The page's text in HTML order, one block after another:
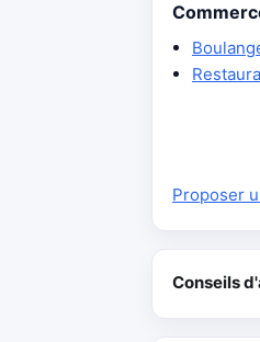
Proposer
Conseils